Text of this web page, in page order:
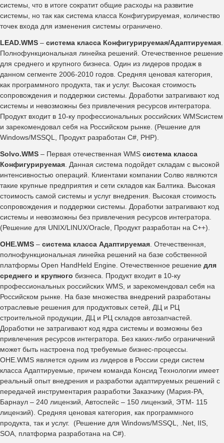
системы, что в итоге сократит общие расходы на развитие
системы, но так как система класса Конфигурируемая, количество
точек входа для изменения системы ограничено.
LEAD.WMS – система класса Конфигурируемая/Адаптируемая
Полнофункциональная линейка решений. Отечественное решение
для среднего и крупного бизнеса. Один из лидеров продаж в
данном сегменте 2006-2010 годов. Средняя ценовая категория,
как программного продукта, так и услуг. Высокая стоимость
сопровождения и поддержки системы. Доработки затрагивают код
системы и невозможны без привлечения ресурсов интегратора.
Продукт входит в 10-ку профессиональных российских WMSсистем
и зарекомендовал себя на Российском рынке. (Решение для
Windows/MSSQL, Продукт разработан C#, PHP).
Solvo.WMS – Первая отечественная WMS система класса
Конфигурируемая . Данная система подойдет складам с высокой
интенсивностью операций. Клиентами компании Солво являются
такие крупные предприятия и сети складов как Балтика. Высокая
стоимость самой системы и услуг внедрения. Высокая стоимость
сопровождения и поддержки системы. Доработки затрагивают код
системы и невозможны без привлечения ресурсов интегратора.
(Решение для UNIX/LINUX/Oracle, Продукт разработан на С++).
OHE.WMS – система класса Адаптируемая . Отечественная,
полнофункциональная линейка решений на базе собственной
платформы Open HandHeld Engine. Отечественное решение для
среднего и крупного бизнеса. Продукт входит в 10-ку
профессиональных российских WMS, и зарекомендовал себя на
Российском рынке. На базе множества внедрений разработаны
отраслевые решения для продуктовых сетей, ДЦ и РЦ
строительной продукции, ДЦ и РЦ складов автозапчастей.
Доработки не затрагивают код ядра системы и возможны без
привлечения ресурсов интегратора. Без каких-либо ограничений
может быть настроена под требуемые бизнес-процессы.
OHE.WMS является одним из лидеров в России среди систем
класса Адаптируемые, причем команда Консид Технологии имеет
реальный опыт внедрения и разработки адаптируемых решений с
передачей инструментария разработки Заказчику (Мария-РА,
Барнаул – 240 лицензий, Автоспейс – 150 лицензий, ЭТМ- 115
лицензий). Средняя ценовая категория, как программного
продукта, так и услуг. (Решение для Windows/MSSQL, .Net, IIS,
SOA, платформа разработана на С#).